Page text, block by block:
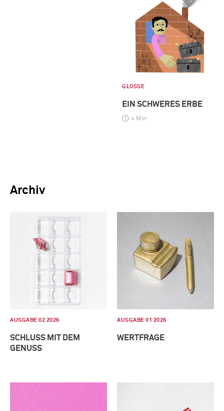
GLOSSE
EIN SCHWERES ERBE
4 Min
Archiv
AUSGABE 02 2026
SCHLUSS MIT DEM
GENUSS
AUSGABE 01 2026
WERTFRAGE